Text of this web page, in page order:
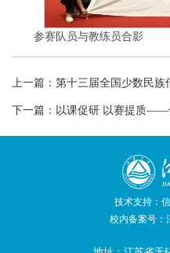
参赛队员与教练员合影
上一篇： 第十三届全国少数民族传统
下一篇： 以课促研 以赛提质——
技术支持：
校内备案号：